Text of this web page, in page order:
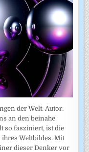
der Welt. Autor:
an den beinahe
so fasziniert, ist die
Weltbildes. Mit
dieser Denker vor